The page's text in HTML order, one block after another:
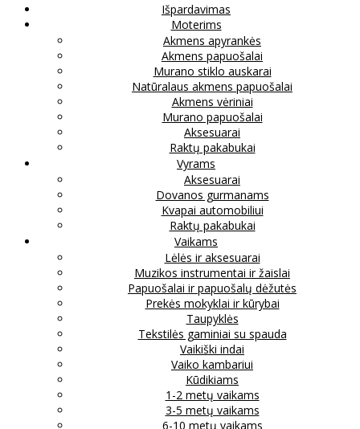
Išpardavimas
Moterims
Akmens apyrankės
Akmens papuošalai
Murano stiklo auskarai
Natūralaus akmens papuošalai
Akmens vėriniai
Murano papuošalai
Aksesuarai
Raktų pakabukai
Vyrams
Aksesuarai
Dovanos gurmanams
Kvapai automobiliui
Raktų pakabukai
Vaikams
Lėlės ir aksesuarai
Muzikos instrumentai ir žaislai
Papuošalai ir papuošalų dėžutės
Prekės mokyklai ir kūrybai
Taupyklės
Tekstilės gaminiai su spauda
Vaikiški indai
Vaiko kambariui
Kūdikiams
1-2 metų vaikams
3-5 metų vaikams
6-10 metų vaikams